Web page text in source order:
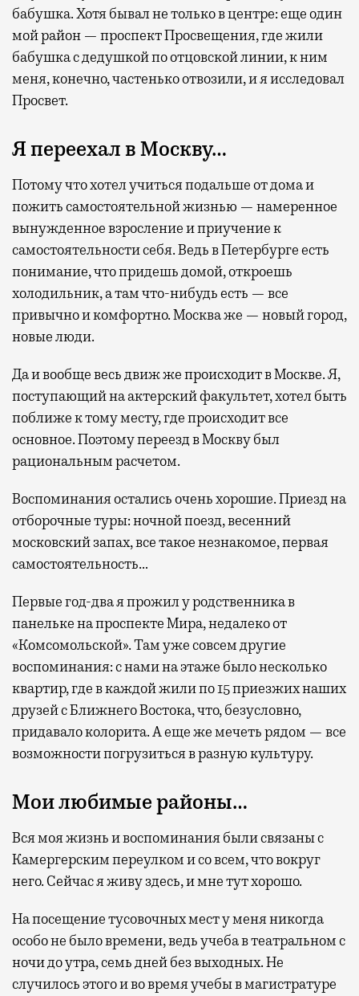
бабушка. Хотя бывал не только в центре: еще один
мой район — проспект Просвещения, где жили
бабушка с дедушкой по отцовской линии, к ним
меня, конечно, частенько отвозили, и я исследовал
Просвет.
Я переехал в Москву…
Потому что хотел учиться подальше от дома и
пожить самостоятельной жизнью — намеренное
вынужденное взросление и приучение к
самостоятельности себя. Ведь в Петербурге есть
понимание, что придешь домой, откроешь
холодильник, а там что-нибудь есть — все
привычно и комфортно. Москва же — новый город,
новые люди.
Да и вообще весь движ же происходит в Москве. Я,
поступающий на актерский факультет, хотел быть
поближе к тому месту, где происходит все
основное. Поэтому переезд в Москву был
рациональным расчетом.
Воспоминания остались очень хорошие. Приезд на
отборочные туры: ночной поезд, весенний
московский запах, все такое незнакомое, первая
самостоятельность…
Первые год-два я прожил у родственника в
панельке на проспекте Мира, недалеко от
«Комсомольской». Там уже совсем другие
воспоминания: с нами на этаже было несколько
квартир, где в каждой жили по 15 приезжих наших
друзей с Ближнего Востока, что, безусловно,
придавало колорита. А еще же мечеть рядом — все
возможности погрузиться в разную культуру.
Мои любимые районы…
Вся моя жизнь и воспоминания были связаны с
Камергерским переулком и со всем, что вокруг
него. Сейчас я живу здесь, и мне тут хорошо.
На посещение тусовочных мест у меня никогда
особо не было времени, ведь учеба в театральном с
ночи до утра, семь дней без выходных. Не
случилось этого и во время учебы в магистратуре